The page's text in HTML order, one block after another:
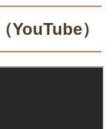
YouTube）